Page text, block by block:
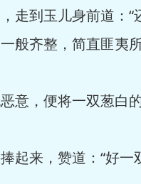
到玉儿身前道：“
般齐整，简直匪夷
，便将一双葱白的
来，赞道：“好一